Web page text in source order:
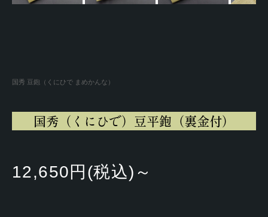
国秀 豆鉋（くにひで まめかんな）
国秀（くにひで）豆平鉋（裏金付）
12,650円(税込)～